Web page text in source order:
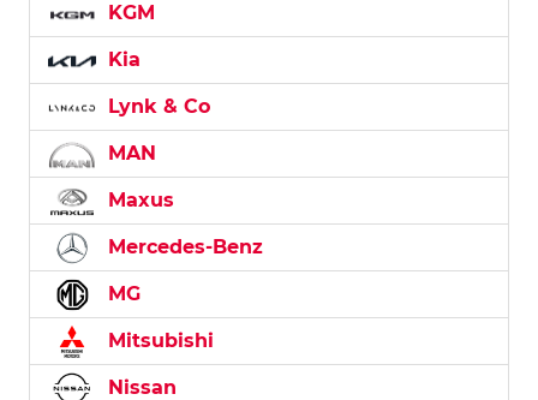
KGM
Kia
Lynk & Co
MAN
Maxus
Mercedes-Benz
MG
Mitsubishi
Nissan